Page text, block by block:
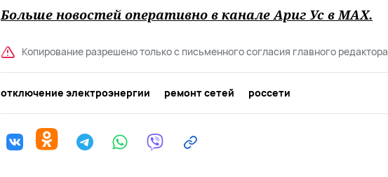
Больше новостей оперативно в канале Ариг Ус вMAХ.
Копирование разрешено только с письменного согласия главного редактора
отключение электроэнергии ремонт сетей россети